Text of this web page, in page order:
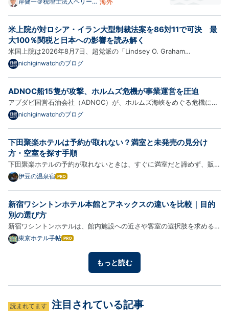
を始めた理由はいくつかありますが、端的に言えば子
供たちに日…
米上院が対ロシア・イラン大型制裁法案を86対11で可決 最
大100％関税と日本への影響を読み解く
米国上院は2026年8月7日、超党派の「Lindsey O. Graham
Sanctioning Russia and Iran Act of 2026」を86対11で可決しまし
表しています…
nichiginwatchのブログ
ADNOC船15隻が攻撃、ホルムズ危機が事業運営を圧迫
アブダビ国営石油会社（ADNOC）が、ホルムズ海峡をめぐる危機につ
いて従来より踏み込んだ表現を使い始めました。 ロイターは2026年8
響…
nichiginwatchのブログ
下田聚楽ホテルは予約が取れない？満室と未発売の見分け
方・空室を探す手順
下田聚楽ホテルの予約が取れないときは、すぐに満室だと諦めず、販売
前・希望プランの終了・人数条件の不一致を確認してください。 総客
伊豆の温泉宿はて
Pro
新宿ワシントンホテル本館とアネックスの違いを比較｜目的
別の選び方
新宿ワシントンホテルは、館内施設への近さや客室の選択肢を求めるな
ら本館、全室禁煙や広めのツインを重視するならANNEXが有力です。
客室タイプごとに面積とベッド幅を確かめる必要があります。 この…
東京ホテル手帖はて
もっと読む
読まれてます 注目されている記事